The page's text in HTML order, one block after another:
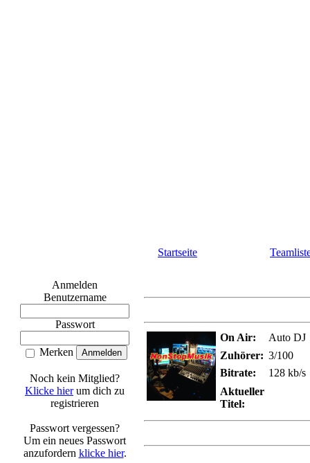
Startseite
Anmelden
Benutzername
Passwort
Merken
Noch kein Mitglied?
Klicke hierum dich zu
registrieren
Passwort vergessen?
Um ein neues Passwort
anzufordern klicke hier.
On Air:
Auto DJ
Zuhörer: 3/100
Bitrate:
128 kb/s
Aktueller
Titel: